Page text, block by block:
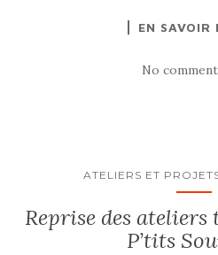
EN SAVOIR
No
ATELIERS ET
Reprise des
P’tits